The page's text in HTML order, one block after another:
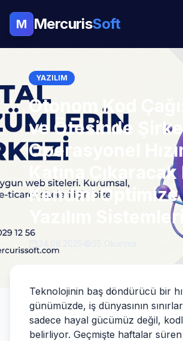
M MercurisSoft
YAZILIM
Otonom Kod
ve Ötesinde
Operasyonel
Katına
Kendini Optimize
Yazılım Sistemleri
Teknolojinin baş döndürücü bir
günümüzde, iş dünyasının
sadece hayal gücümüz değil,
belirliyor. Geçmişte haftalar süren